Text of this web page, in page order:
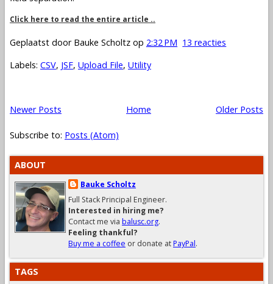
Click here to read the entire article ..
Geplaatst door Bauke Scholtz op 2:32 PM 13 reacties
Labels: CSV, JSF, Upload File, Utility
Newer Posts Older Posts
Home
Subscribe to: Posts (Atom)
ABOUT
Bauke Scholtz
Full Stack Principal Engineer.
Interested in hiring me?
Contact me via balusc.org.
Feeling thankful?
Buy me a coffee or donate atPayPal.
TAGS